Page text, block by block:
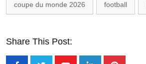
coupe du monde 2026 football
Share This Post: